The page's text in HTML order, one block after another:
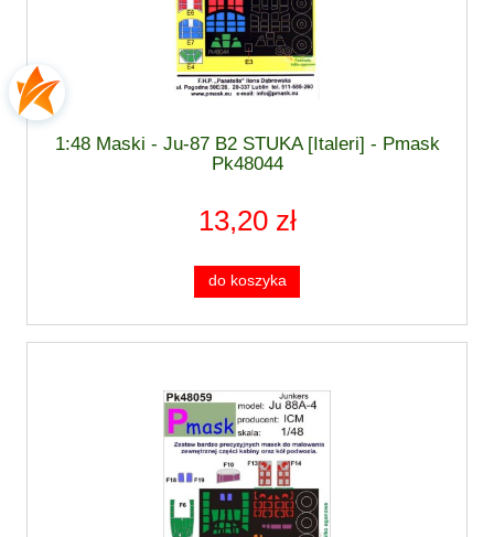
1:48 Maski - Ju-87 B2 STUKA [Italeri] - Pmask
Pk48044
13,20 zł
do koszyka